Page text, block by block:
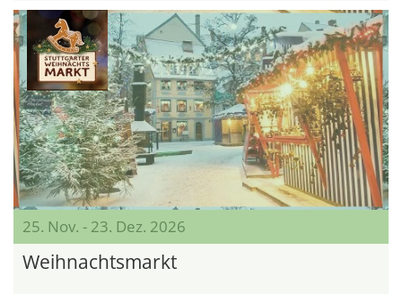
25. Nov. - 23. Dez. 2026
Weihnachtsmarkt